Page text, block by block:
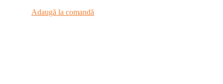
Adaugă la comandă